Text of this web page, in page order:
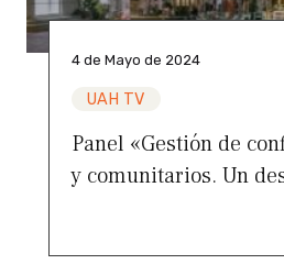
4 de Mayo de 2024
UAH TV
Panel «Gestión de
y comunitarios. Un